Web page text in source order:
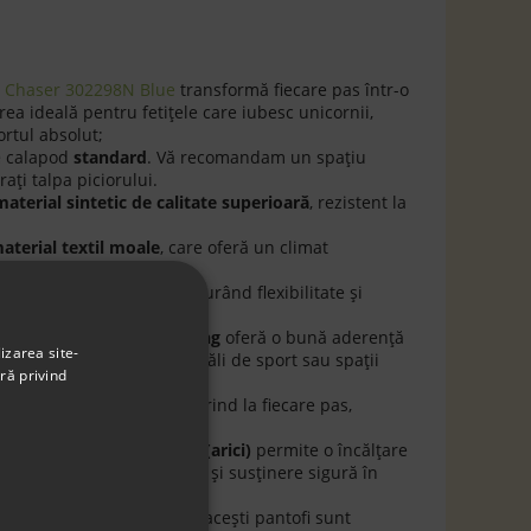
302298N Blue transformă fiecare pas într-o
ideală pentru fetițele care iubesc unicornii,
absolut;
standard. Vă recomandam un spaţiu
talpa piciorului.
sintetic de calitate superioară, rezistent la
textil moale, care oferă un climat
respirabil și moale, asigurând flexibilitate și
de purtare;
și non-marking oferă o bună aderență
urme, ideală pentru săli de sport sau spații
care se aprind la fiecare pas,
elastic și baretă cu scai (arici) permite o încălțare
copilului autonomie și susținere sigură în
tematic cu unicorn, acești pantofi sunt
site-
privind